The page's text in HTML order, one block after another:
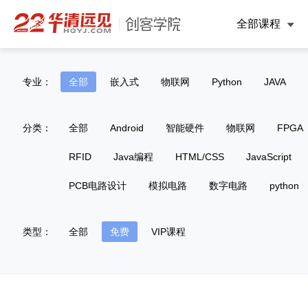
全部课程
专业： 全部 嵌入式 物联网 Python JAVA
分类： 全部 Android 智能硬件 物联网 FPGA
RFID Java编程 HTML/CSS JavaScript
PCB电路设计 模拟电路 数字电路 python
类型： 全部 免费 VIP课程